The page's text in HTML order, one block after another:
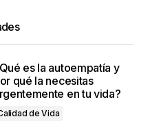
es la autoempatía y
qué la necesitas
en tu vida?
de Vida